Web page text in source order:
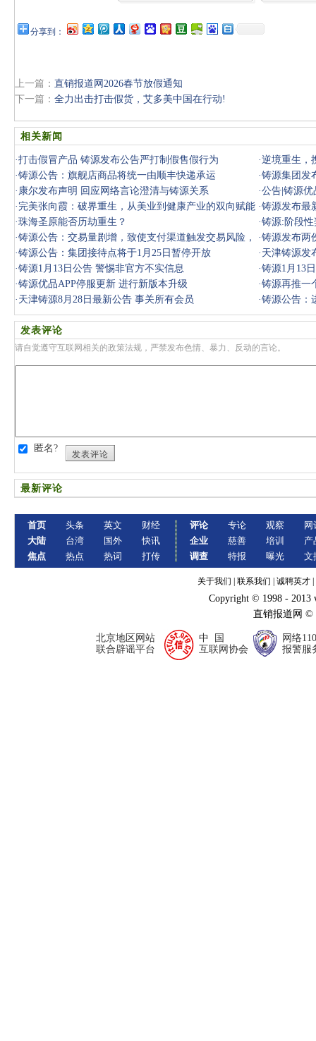
分享到：
上一篇： 直销报道网2026春节放假通知
下一篇： 全力出击打击假货，艾多美中国在行动!
相关新闻
·打击假冒产品 铸源发布公告严打制假售假行为 ·逆境重生，
·铸源公告：旗舰店商品将统一由顺丰快递承运 ·铸源集团发
· 康尔发布声明 回应网络言论澄清与铸源关系 ·公告|铸源优
· 完美张向霞：破界重生，从美业到健康产业的双向赋能 ·铸源发布最
·珠海圣原能否历劫重生？ ·铸源:阶段
·铸源公告：交易量剧增，致使支付渠道触发交易风险，
正处理中
·铸源发布两
·铸源公告：集团接待点将于1月25日暂停开放 · 天津铸源发
·铸源1月13日公告 警惕非官方不实信息 ·铸源1月13
·铸源优品APP停服更新 进行新版本升级 ·铸源再推一
· 天津铸源8月28日最新公告 事关所有会员 ·铸源公告：
发表评论
请自觉遵守互联网相关的政策法规，严禁发布色情、暴力、反动的言论。
匿名?
发表评论
最新评论
首页
大陆
焦点
头条
台湾
热点
英文
国外
热词
财经
快讯
打传
评论
企业
调查
专论
慈善
特报
观察
培训
曝光
网
产
文
关于我们 联系我们 诚聘英才
Copyright © 1998 - 2013
直销报道网
北京地区网站
联合辟谣平台
中 国
互联网协会
网络110
报警服